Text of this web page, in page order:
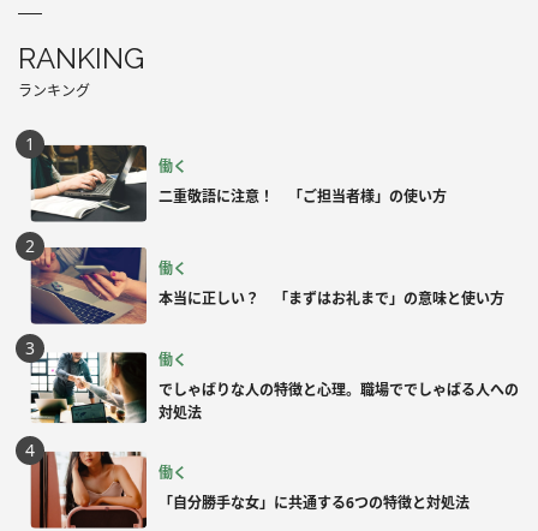
RANKING
ランキング
働く
二重敬語に注意！ 「ご担当者様」の使い方
働く
本当に正しい？ 「まずはお礼まで」の意味と使い方
働く
でしゃばりな人の特徴と心理。職場ででしゃばる人への
対処法
働く
「自分勝手な女」に共通する6つの特徴と対処法